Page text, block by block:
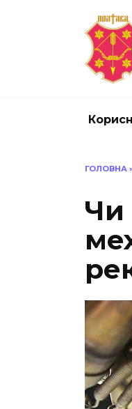
ГОЛОВНА
Чи